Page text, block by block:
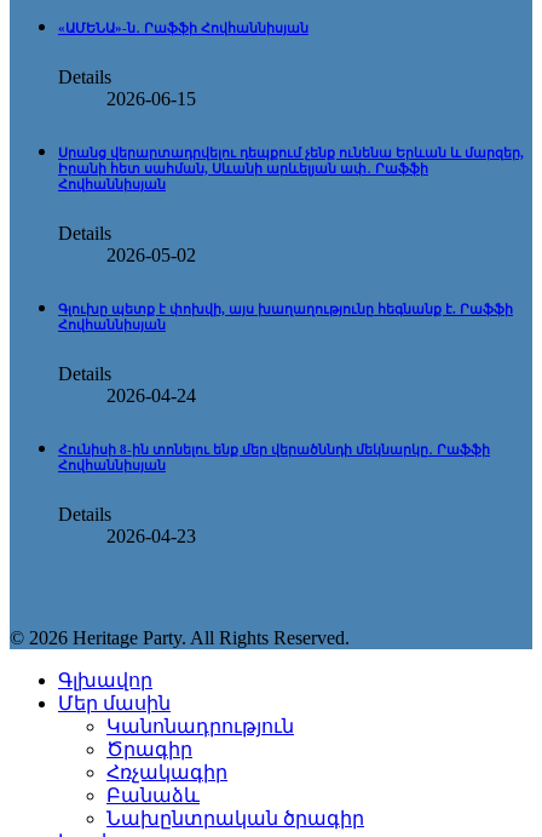
«ԱՄԵՆԱ»-ն․ Րաֆֆի Հովհաննիսյան
Details
2026-06-15
Սրանց վերարտադրվելու դեպքում չենք ունենա Երևան և մարզեր,
Իրանի հետ սահման, Սևանի արևելյան ափ․ Րաֆֆի
Հովհաննիսյան
Details
2026-05-02
Գլուխը պետք է փոխվի, այս խաղաղությունը հեգնանք է. Րաֆֆի
Հովհաննիսյան
Details
2026-04-24
Հունիսի 8-ին տոնելու ենք մեր վերածննդի մեկնարկը․ Րաֆֆի
Հովհաննիսյան
Details
2026-04-23
© 2026 Heritage Party. All Rights Reserved.
Գլխավոր
Մեր մասին
Կանոնադրություն
Ծրագիր
Հռչակագիր
Բանաձև
Նախընտրական ծրագիր